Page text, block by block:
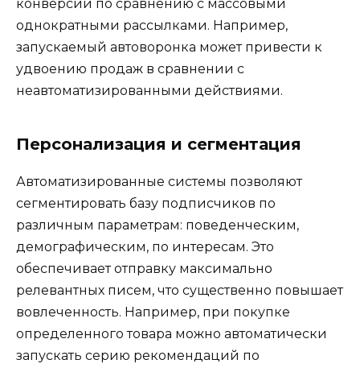
конверсии по сравнению с массовыми
однократными рассылками. Например,
запускаемый автоворонка может привести к
удвоению продаж в сравнении с
неавтоматизированными действиями.
Персонализация и сегментация
Автоматизированные системы позволяют
сегментировать базу подписчиков по
различным параметрам: поведенческим,
демографическим, по интересам. Это
обеспечивает отправку максимально
релевантных писем, что существенно повышает
вовлеченность. Например, при покупке
определенного товара можно автоматически
запускать серию рекомендаций по